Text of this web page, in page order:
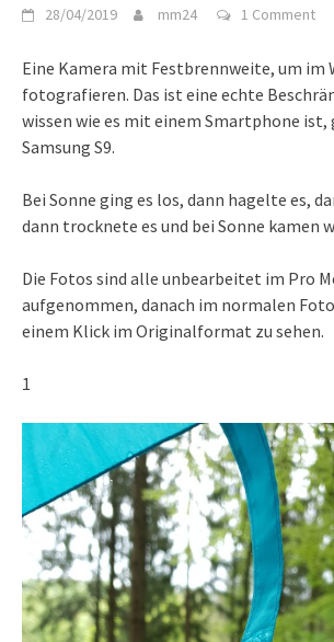
28/04/2019 mm24 1 Comment
Eine Kamera mit Festbrennweite, um im
fotografieren. Das ist eine echte
wissen wie es mit einem Smartphone ist,
Samsung S9.
Bei Sonne ging es los, dann hagelte es,
dann trocknete es und bei Sonne kamen
Die Fotos sind alle unbearbeitet im Pro
aufgenommen, danach im normalen
einem Klick im Originalformat zu sehen.
1